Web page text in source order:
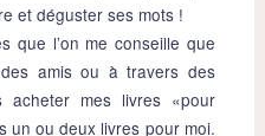
et déguster ses mots !
que l’on me conseille que
amis ou à travers des
mes livres «pour
un ou deux livres pour moi.